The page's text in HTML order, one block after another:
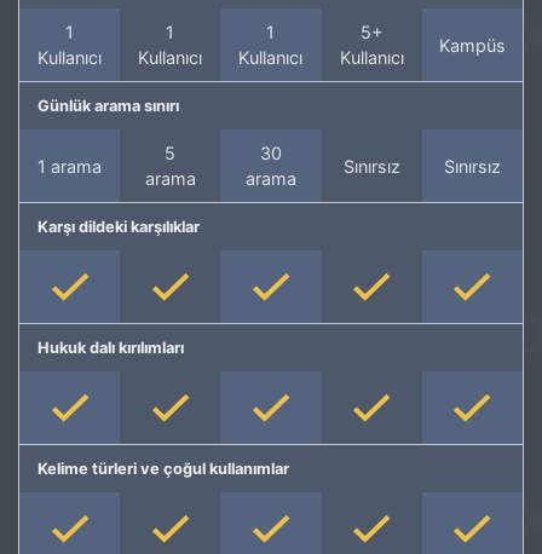
1
Kullanıcı
1
Kullanıcı
1
Kullanıcı
5+
Kullanıcı
Kampüs
Günlük arama sınırı
1 arama
5
arama
30
arama
Sınırsız Sınırsız
Karşı dildeki karşılıklar
Hukuk dalı kırılımları
Kelime türleri ve çoğul kullanımlar